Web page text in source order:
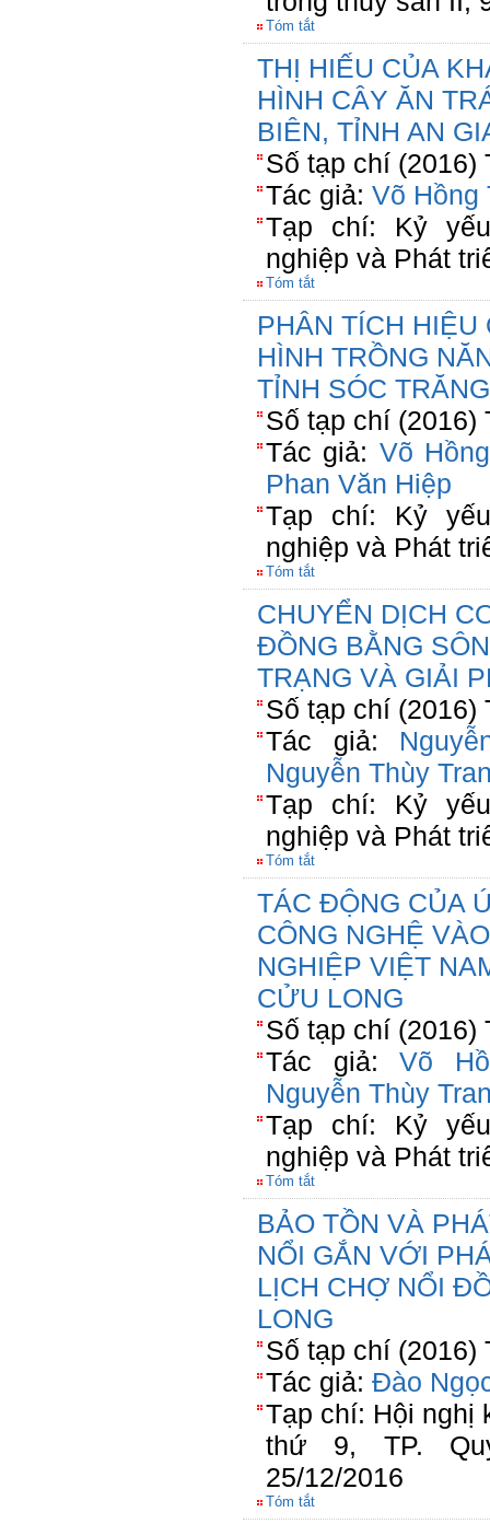
Tóm tắt
THỊ HIẾU CỦA
HÌNH CÂY ĂN
BIÊN, TỈNH AN
Số tạp chí (2016)
Tác giả: Võ Hồng
Tạp chí: Kỷ
nghiệp và Phát
Tóm tắt
PHÂN TÍCH HIỆU
HÌNH TRỒNG
TỈNH SÓC TRĂNG
Số tạp chí (2016)
Tác giả: Võ
Phan Văn Hiệp
Tạp chí: Kỷ
nghiệp và Phát
Tóm tắt
CHUYỂN DỊCH
ĐỒNG BẰNG
TRẠNG VÀ GIẢI
Số tạp chí (2016)
Tác giả:
Nguyễn Thùy
Tạp chí: Kỷ
nghiệp và Phát
Tóm tắt
TÁC ĐỘNG CỦA
CÔNG NGHỆ
NGHIỆP VIỆT
CỬU LONG
Số tạp chí (2016)
Tác giả:Võ
Nguyễn Thùy
Tạp chí: Kỷ
nghiệp và Phát
Tóm tắt
BẢO TỒN VÀ
NỔI GẮN VỚI
LỊCH CHỢ NỔI
LONG
Số tạp chí (2016)
Tác giả: Đào
Tạp chí: Hội nghị
thứ 9, TP.
25/12/2016
Tóm tắt